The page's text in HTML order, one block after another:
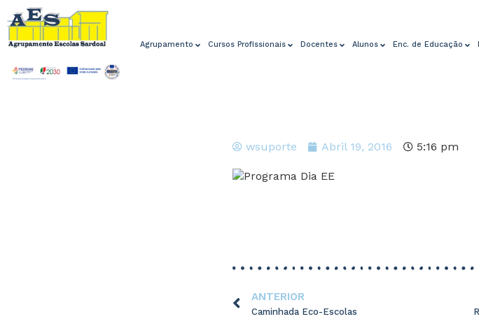
Agrupamento Cursos Profissionais Docentes Alunos Enc. de Educação
wsuporte Abril 19, 2016 5:16 pm
ANTERIOR
Caminhada Eco-Escolas